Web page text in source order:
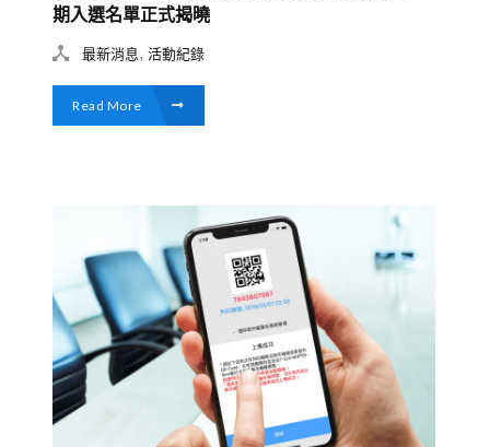
期入選名單正式揭曉
最新消息, 活動紀錄
Read More